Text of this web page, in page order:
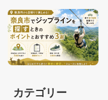
カテゴリー